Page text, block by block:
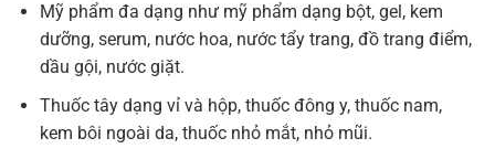
Mỹ phẩm đa dạng như mỹ phẩm dạng bột, gel, kem
dưỡng, serum, nước hoa, nước tẩy trang, đồ trang điểm,
dầu gội, nước giặt.
Thuốc tây dạng vỉ và hộp, thuốc đông y, thuốc nam,
kem bôi ngoài da, thuốc nhỏ mắt, nhỏ mũi.